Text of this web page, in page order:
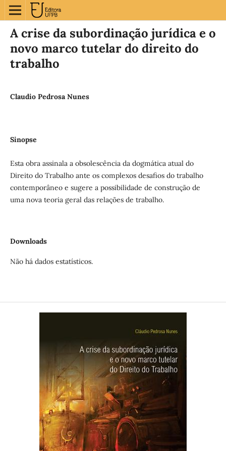
A crise da subordinação jurídica e o
novo marco tutelar do direito do
trabalho
Claudio Pedrosa Nunes
Sinopse
Esta obra assinala a obsolescência da dogmática atual do
Direito do Trabalho ante os complexos desafios do trabalho
contemporâneo e sugere a possibilidade de construção de
uma nova teoria geral das relações de trabalho.
Downloads
Não há dados estatísticos.